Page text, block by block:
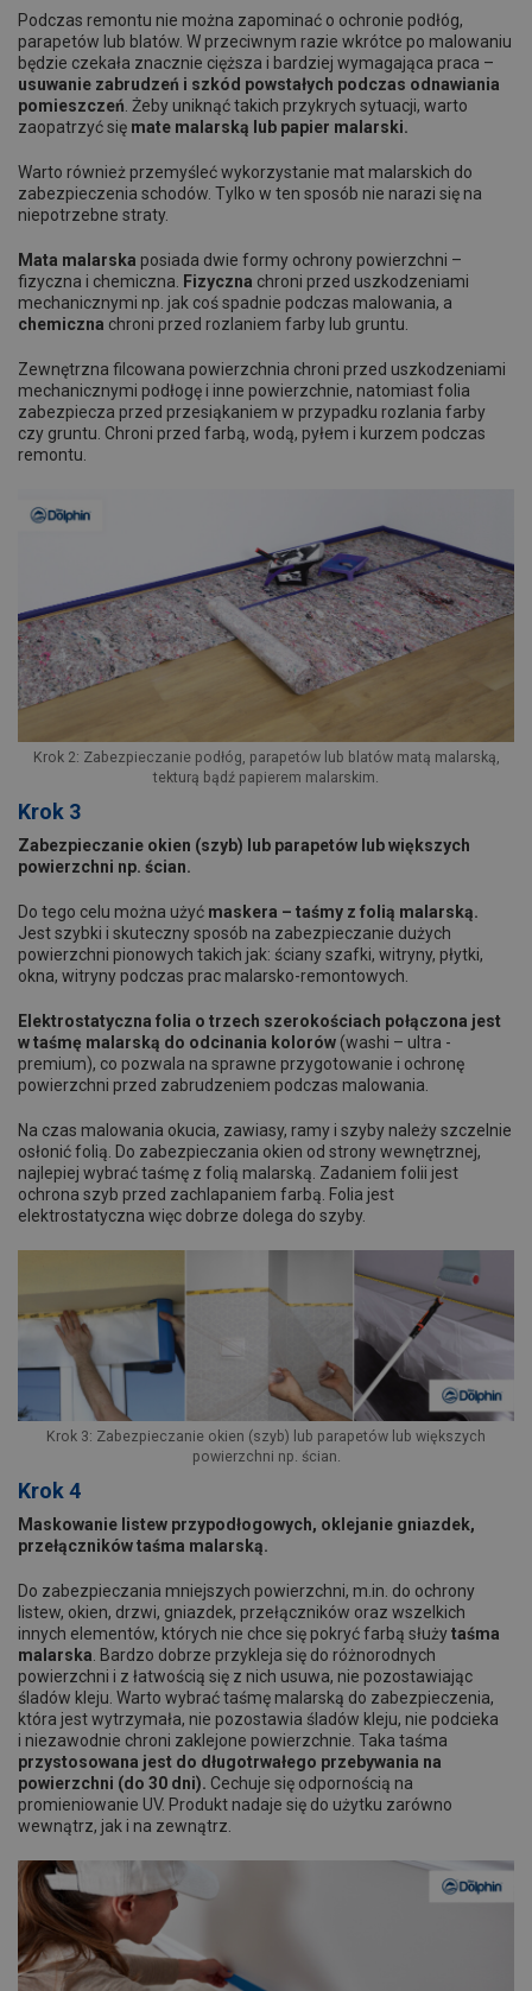
Podczas remontu nie można zapominać o ochronie podłóg,
parapetów lub blatów. W przeciwnym razie wkrótce po malowaniu
będzie czekała znacznie cięższa i bardziej wymagająca praca –
usuwanie zabrudzeń i szkód powstałych podczas odnawiania
pomieszczeń . Żeby uniknąć takich przykrych sytuacji, warto
zaopatrzyć się mate malarską lub papier malarski.
Warto również przemyśleć wykorzystanie mat malarskich do
zabezpieczenia schodów. Tylko w ten sposób nie narazi się na
niepotrzebne straty.
Mata malarska posiada dwie formy ochrony powierzchni –
fizyczna i chemiczna.
Fizyczna chroni przed uszkodzeniami
mechanicznymi np. jak coś spadnie podczas malowania, a
chemiczna chroni przed rozlaniem farby lub gruntu.
Zewnętrzna filcowana powierzchnia chroni przed uszkodzeniami
mechanicznymi podłogę i inne powierzchnie, natomiast folia
zabezpiecza przed przesiąkaniem w przypadku rozlania farby
czy gruntu. Chroni przed farbą, wodą, pyłem i kurzem podczas
remontu.
Krok 2: Zabezpieczanie podłóg, parapetów lub blatów matą malarską,
tekturą bądź papierem malarskim.
Krok 3
Zabezpieczanie okien (szyb) lub parapetów lub większych
powierzchni np. ścian.
Do tego celu można użyć maskera – taśmy z folią malarską.
Jest szybki i skuteczny sposób na zabezpieczanie dużych
powierzchni pionowych takich jak: ściany szafki, witryny, płytki,
okna, witryny podczas prac malarsko-remontowych.
Elektrostatyczna folia o trzech szerokościach połączona jest
w taśmę malarską do odcinania kolorów (washi – ultra -
premium), co pozwala na sprawne przygotowanie i ochronę
powierzchni przed zabrudzeniem podczas malowania.
Na czas malowania okucia, zawiasy, ramy i szyby należy szczelnie
osłonić folią. Do zabezpieczania okien od strony wewnętrznej,
najlepiej wybrać taśmę z folią malarską. Zadaniem folii jest
ochrona szyb przed zachlapaniem farbą. Folia jest
elektrostatyczna więc dobrze dolega do szyby.
Krok 3: Zabezpieczanie okien (szyb) lub parapetów lub większych
powierzchni np. ścian.
Krok 4
Maskowanie listew przypodłogowych, oklejanie gniazdek,
przełączników taśma malarską.
Do zabezpieczania mniejszych powierzchni, m.in. do ochrony
listew, okien, drzwi, gniazdek, przełączników oraz wszelkich
innych elementów, których nie chce się pokryć farbą służytaśma
malarska . Bardzo dobrze przykleja się do różnorodnych
powierzchni i z łatwością się z nich usuwa, nie pozostawiając
śladów kleju. Warto wybrać taśmę malarską do zabezpieczenia,
która jest wytrzymała, nie pozostawia śladów kleju, nie podcieka
i niezawodnie chroni zaklejone powierzchnie. Taka taśma
przystosowana jest do długotrwałego przebywania na
powierzchni (do 30 dni). Cechuje się odpornością na
promieniowanie UV. Produkt nadaje się do użytku zarówno
wewnątrz, jak i na zewnątrz.